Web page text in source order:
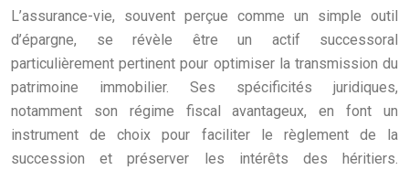
L’assurance-vie, souvent perçue comme un simple outil
d’épargne, se révèle être un actif successoral
particulièrement pertinent pour optimiser la transmission du
patrimoine immobilier. Ses spécificités juridiques,
notamment son régime fiscal avantageux, en font un
instrument de choix pour faciliter le règlement de la
succession et préserver les intérêts des héritiers.